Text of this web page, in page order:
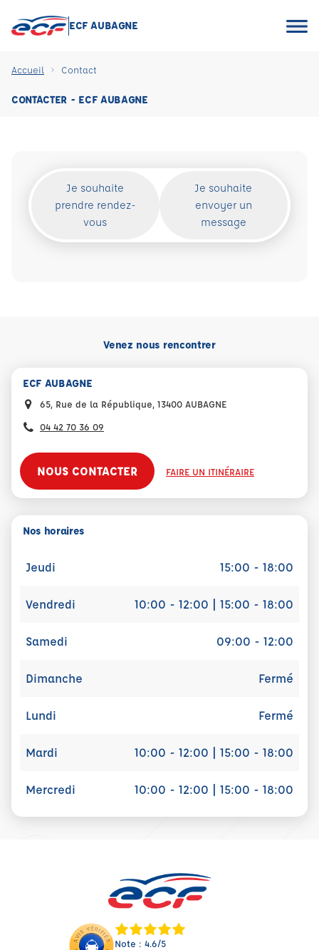
ECF AUBAGNE
Accueil Contact
CONTACTER - ECF AUBAGNE
Je souhaite
prendre rendez-
vous
Je souhaite
envoyer un
message
Venez nous rencontrer
ECF AUBAGNE
65, Rue de la République, 13400 AUBAGNE
04 42 70 36 09
NOUS CONTACTER FAIRE UN ITINÉRAIRE
Nos horaires
Jeudi 15:00 - 18:00
Vendredi 10:00 - 12:00 | 15:00 - 18:00
Samedi 09:00 - 12:00
Dimanche Fermé
Lundi Fermé
Mardi 10:00 - 12:00 | 15:00 - 18:00
Mercredi 10:00 - 12:00 | 15:00 - 18:00
Note : 4.6/5